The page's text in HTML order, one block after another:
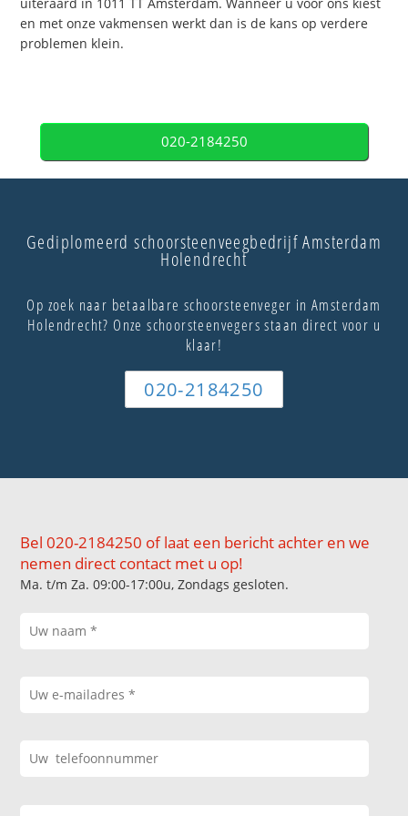
en met onze vakmensen werkt dan is de kans op verdere
problemen klein.
020-2184250
Gediplomeerd schoorsteenveegbedrijf Amsterdam
Holendrecht
Op zoek naar betaalbare schoorsteenveger in Amsterdam
Holendrecht? Onze schoorsteenvegers staan direct voor u
klaar!
020-2184250
Bel 020-2184250 of laat een bericht achter en we
nemen direct contact met u op!
Ma. t/m Za. 09:00-17:00u, Zondags gesloten.